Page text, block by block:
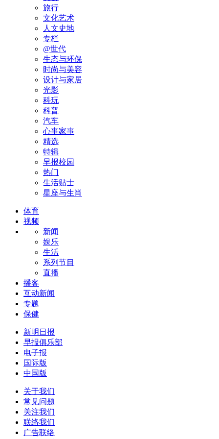
旅行
文化艺术
人文史地
专栏
@世代
生态与环保
时尚与美容
设计与家居
光影
科玩
科普
汽车
心事家事
精选
特辑
早报校园
热门
生活贴士
星座与生肖
体育
视频
新闻
娱乐
生活
系列节目
直播
播客
互动新闻
专题
保健
新明日报
早报俱乐部
电子报
国际版
中国版
关于我们
常见问题
关注我们
联络我们
广告联络